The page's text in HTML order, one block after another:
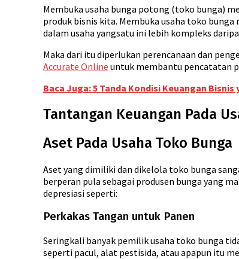
Membuka usaha bunga potong (toko bunga)
produk bisnis kita. Membuka usaha toko
dalam usaha yangsatu ini lebih kompleks
Maka dari itu diperlukan perencanaan dan
Accurate Online untuk membantu pencatatan
Baca Juga: 5 Tanda Kondisi Keuangan Bisnis
Tantangan Keuangan Pada
Aset Pada Usaha Toko Bunga
Aset yang dimiliki dan dikelola toko bunga
berperan pula sebagai produsen bunga yang
depresiasi seperti:
Perkakas Tangan untuk Panen
Seringkali banyak pemilik usaha toko bunga
seperti pacul, alat pestisida, atau apapun itu